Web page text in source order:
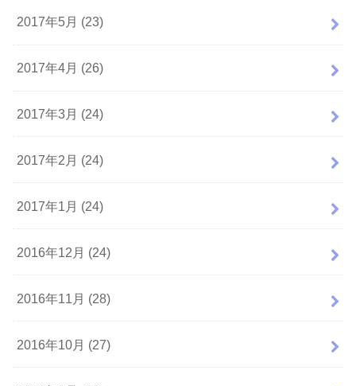
2017年5月 (23)
2017年4月 (26)
2017年3月 (24)
2017年2月 (24)
2017年1月 (24)
2016年12月 (24)
2016年11月 (28)
2016年10月 (27)